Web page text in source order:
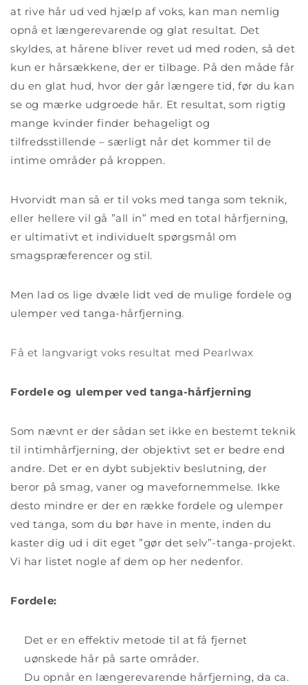
at rive hår ud ved hjælp af voks, kan man nemlig
opnå et længerevarende og glat resultat. Det
skyldes, at hårene bliver revet ud med roden, så det
kun er hårsækkene, der er tilbage. På den måde får
du en glat hud, hvor der går længere tid, før du kan
se og mærke udgroede hår. Et resultat, som rigtig
mange kvinder finder behageligt og
tilfredsstillende – særligt når det kommer til de
intime områder på kroppen.
Hvorvidt man så er til voks med tanga som teknik,
eller hellere vil gå ”all in” med en total hårfjerning,
er ultimativt et individuelt spørgsmål om
smagspræferencer og stil.
Men lad os lige dvæle lidt ved de mulige fordele og
ulemper ved tanga-hårfjerning.
Få et langvarigt voks resultat med Pearlwax
Fordele og ulemper ved tanga-hårfjerning
Som nævnt er der sådan set ikke en bestemt teknik
til intimhårfjerning, der objektivt set er bedre end
andre. Det er en dybt subjektiv beslutning, der
beror på smag, vaner og mavefornemmelse. Ikke
desto mindre er der en række fordele og ulemper
ved tanga, som du bør have in mente, inden du
kaster dig ud i dit eget ”gør det selv”-tanga-projekt.
Vi har listet nogle af dem op her nedenfor.
Fordele:
Det er en effektiv metode til at få fjernet
uønskede hår på sarte områder.
Du opnår en længerevarende hårfjerning, da ca.